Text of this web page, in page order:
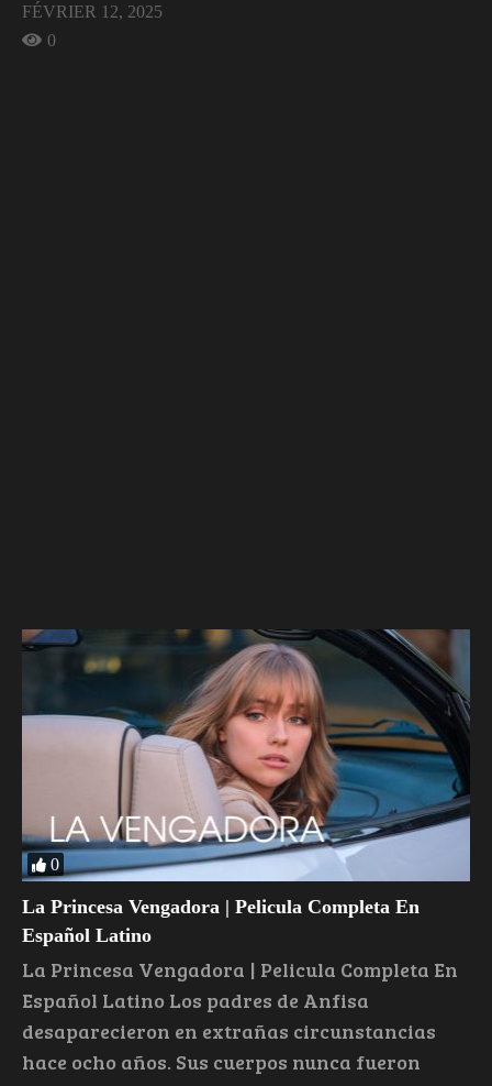
FÉVRIER 12, 2025
0
0
La Princesa Vengadora | Pelicula Completa En
Español Latino
La Princesa Vengadora | Pelicula Completa En
Español Latino Los padres de Anfisa
desaparecieron en extrañas circunstancias
hace ocho años. Sus cuerpos nunca fueron